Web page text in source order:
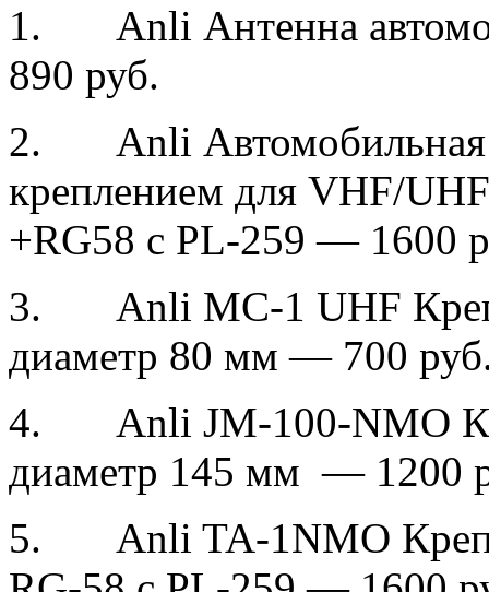
1. Anli Антенна
890 руб.
2. Anli Автомобильная
креплением для VHF/
+RG58 c PL-259 — 1600
3. Anli MC-1 UHF
диаметр 80 мм — 700
4. Anli JM-100-NMO
диаметр 145 мм — 1200
5. Anli TA-1NMO